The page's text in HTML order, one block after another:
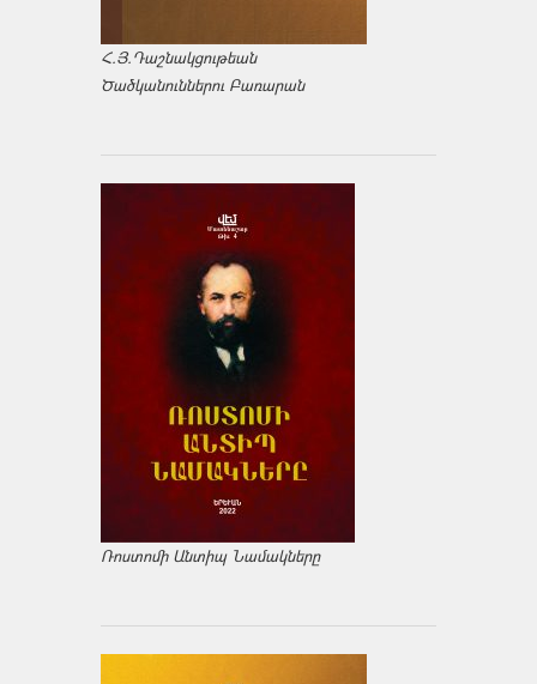
Հ.Յ.Դաշնակցութեան
Ծածկանուններու Բառարան
Ռոստոմի Անտիպ Նամակները